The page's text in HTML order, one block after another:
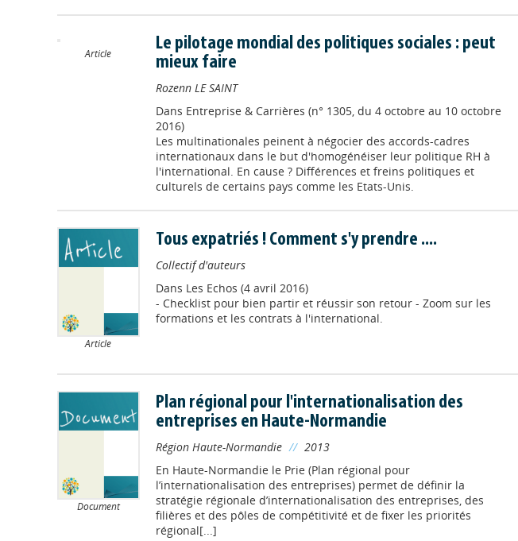
Article
Le pilotage mondial des politiques sociales : peut
mieux faire
Rozenn LE SAINT
Dans Entreprise & Carrières (n° 1305, du 4 octobre au 10 octobre
2016)
Les multinationales peinent à négocier des accords-cadres
internationaux dans le but d'homogénéiser leur politique RH à
l'international. En cause ? Différences et freins politiques et
culturels de certains pays comme les Etats-Unis.
Article
Tous expatriés ! Comment s'y prendre ....
Collectif d'auteurs
Dans Les Echos (4 avril 2016)
- Checklist pour bien partir et réussir son retour - Zoom sur les
formations et les contrats à l'international.
Document
Plan régional pour l'internationalisation des
entreprises en Haute-Normandie
Région Haute-Normandie // 2013
En Haute-Normandie le Prie (Plan régional pour
l’internationalisation des entreprises) permet de définir la
stratégie régionale d’internationalisation des entreprises, des
filières et des pôles de compétitivité et de fixer les priorités
régional[...]